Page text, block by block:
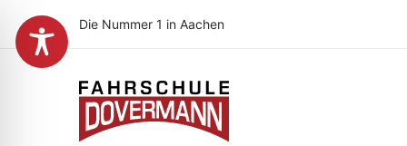
Die Nummer 1 in Aachen